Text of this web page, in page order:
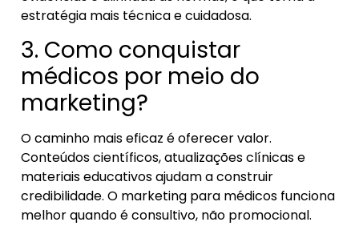
estratégia mais técnica e cuidadosa.
3. Como conquistar
médicos por meio do
marketing?
O caminho mais eficaz é oferecer valor.
Conteúdos científicos, atualizações clínicas e
materiais educativos ajudam a construir
credibilidade. O marketing para médicos funciona
melhor quando é consultivo, não promocional.